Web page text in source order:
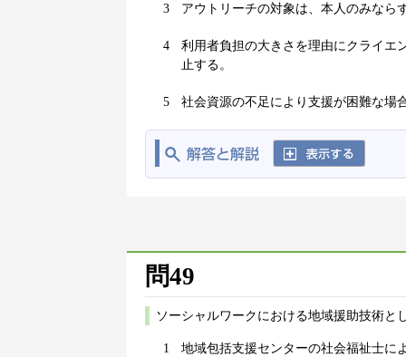
3 アウトリーチの対象は、本人のみなら
4
利用者負担の大きさを理由にクライエ
止する。
5 社会資源の不足により支援が困難な場
問49
ソーシャルワークにおける地域援助技術と
1 地域包括支援センターの社会福祉士に